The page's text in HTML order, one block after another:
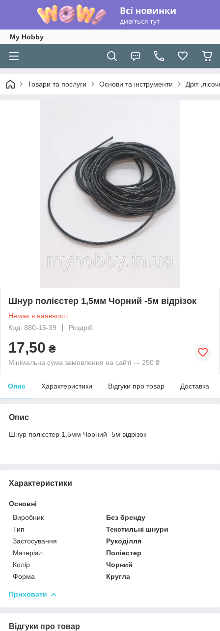
My Hobby
Товари та послуги Основи та інструменти Дріт
Шнур полієстер 1,5мм Чорний -5м відрізок
Немає в наявності
Код: 880-15-39
Роздріб
17,50 ₴
Мінімальна сума замовлення на сайті — 250 ₴
Опис Характеристики Відгуки про товар Доставка
Опис
Шнур полієстер 1,5мм Чорний -5м відрізок
Характеристики
Основні
Виробник
Без бренду
Тип
Текстильні шнури
Застосування
Рукоділля
Матеріал
Поліестер
Колір
Чорний
Форма
Кругла
Приховати
Відгуки про товар